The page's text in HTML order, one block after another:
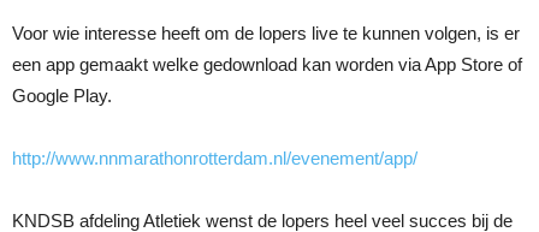
Voor wie interesse heeft om de lopers live te kunnen volgen, is er
een app gemaakt welke gedownload kan worden via App Store of
Google Play.
http://www.nnmarathonrotterdam.nl/evenement/app/
KNDSB afdeling Atletiek wenst de lopers heel veel succes bij de